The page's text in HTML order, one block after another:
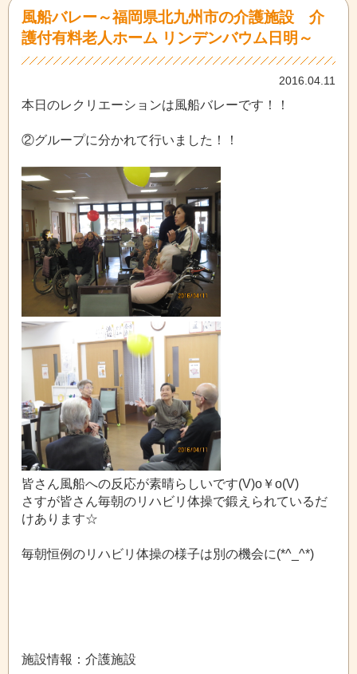
風船バレー～福岡県北九州市の介護施設 介
護付有料老人ホーム リンデンバウム日明～
2016.04.11
本日のレクリエーションは風船バレーです！！
②グループに分かれて行いました！！
皆さん風船への反応が素晴らしいです(V)o￥o(V)
さすが皆さん毎朝のリハビリ体操で鍛えられているだ
けあります☆
毎朝恒例のリハビリ体操の様子は別の機会に(*^_^*)
施設情報：介護施設